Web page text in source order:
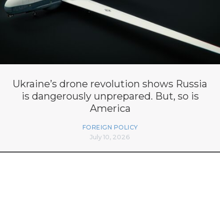
Ukraine’s drone revolution shows Russia
is dangerously unprepared. But, so is
America
FOREIGN POLICY
July 10, 2026